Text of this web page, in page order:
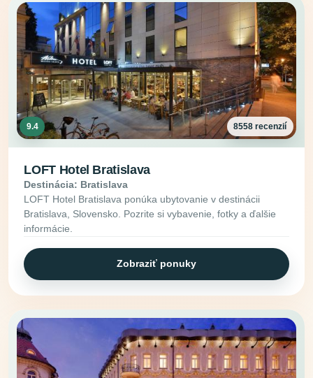
9.4 8558 recenzií
LOFT Hotel Bratislava
Destinácia: Bratislava
LOFT Hotel Bratislava ponúka ubytovanie v destinácii
Bratislava, Slovensko. Pozrite si vybavenie, fotky a ďalšie
informácie.
Zobraziť ponuky